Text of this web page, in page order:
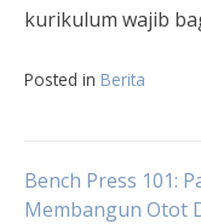
kurikulum wajib
Posted in Berita
Navigasi
Bench Press 101:
Membangun Otot